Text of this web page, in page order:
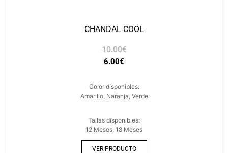
CHANDAL COOL
10.00€
6.00€
Color disponibles:
Amarillo, Naranja, Verde
Tallas disponibles:
12 Meses, 18 Meses
VER PRODUCTO